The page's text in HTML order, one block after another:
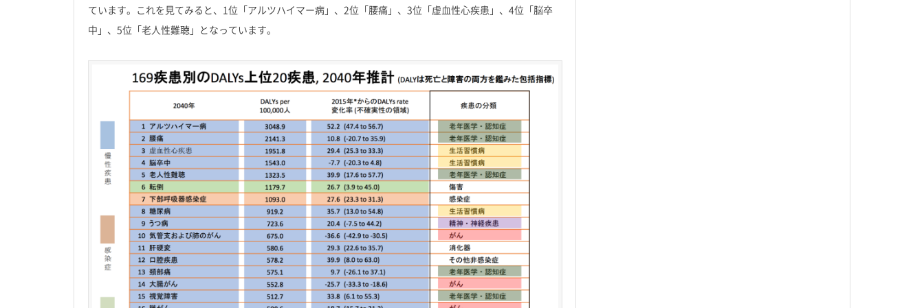
ています。これを見てみると、1位「アルツハイマー病」、2位「腰痛」、3位「虚血性心疾患」、4位「脳卒
中」、5位「老人性難聴」となっています。